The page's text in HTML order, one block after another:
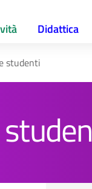
Didattica
studenti